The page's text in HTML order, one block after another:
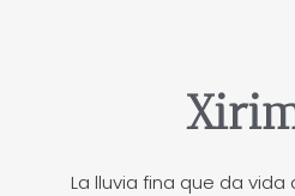
La lluvia fina que da vida